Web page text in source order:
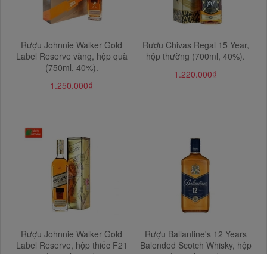
Rượu Johnnie Walker Gold
Label Reserve vàng, hộp quà
(750ml, 40%).
1.250.000₫
Rượu Chivas Regal 15 Year,
hộp thường (700ml, 40%).
1.220.000₫
Rượu Johnnie Walker Gold
Label Reserve, hộp thiếc F21
Rượu Ballantine's 12 Years
Balended Scotch Whisky, hộp